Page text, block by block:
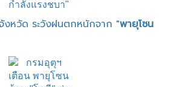
หวัด ระวังฝนตกหนักจาก "พายุโซน